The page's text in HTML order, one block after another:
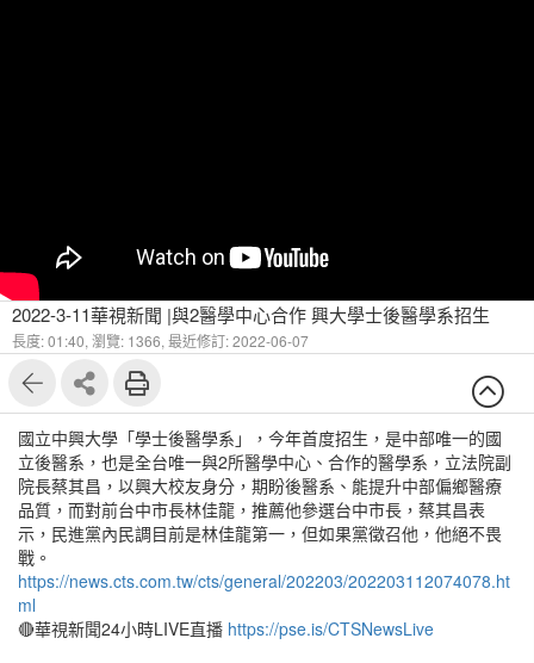
2022-3-11華視新聞 |與2醫學中心合作 興大學士後醫學系招生
長度: 01:40, 瀏覽: 1366, 最近修訂: 2022-06-07
國立中興大學「學士後醫學系」，今年首度招生，是中部唯一的國
立後醫系，也是全台唯一與2所醫學中心、合作的醫學系，立法院副
院長蔡其昌，以興大校友身分，期盼後醫系、能提升中部偏鄉醫療
品質，而對前台中市長林佳龍，推薦他參選台中市長，蔡其昌表
示，民進黨內民調目前是林佳龍第一，但如果黨徵召他，他絕不畏
戰。
https://news.cts.com.tw/cts/general/202203/202203112074078.ht
ml
🔴華視新聞24小時LIVE直播 https://pse.is/CTSNewsLive